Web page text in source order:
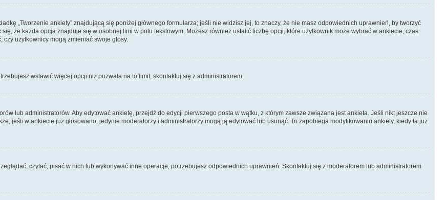
„Tworzenie ankiety” znajdującą się poniżej głównego formularza; jeśli nie widzisz jej, to znaczy, że nie masz odpowiednich uprawnień, by tworzyć
że każda opcja znajduje się w osobnej linii w polu tekstowym. Możesz również ustalić liczbę opcji, które użytkownik może wybrać w ankiecie, czas
użytkownicy mogą zmieniać swoje głosy.
wstawić więcej opcji niż pozwala na to limit, skontaktuj się z administratorem.
lub administratorów. Aby edytować ankietę, przejdź do edycji pierwszego posta w wątku, z którym zawsze związana jest ankieta. Jeśli nikt jeszcze nie
jeśli w ankiecie już głosowano, jedynie moderatorzy i administratorzy mogą ją edytować lub usunąć. To zapobiega modyfikowaniu ankiety, kiedy ta już
czytać, pisać w nich lub wykonywać inne operacje, potrzebujesz odpowiednich uprawnień. Skontaktuj się z moderatorem lub administratorem